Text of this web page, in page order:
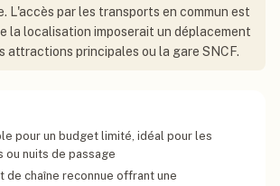
L'accès par les transports en commun est
la localisation imposerait un déplacement
attractions principales ou la gare SNCF.
pour un budget limité, idéal pour les
ou nuits de passage
de chaîne reconnue offrant une